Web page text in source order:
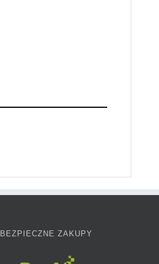
BEZPIECZNE ZAKUPY